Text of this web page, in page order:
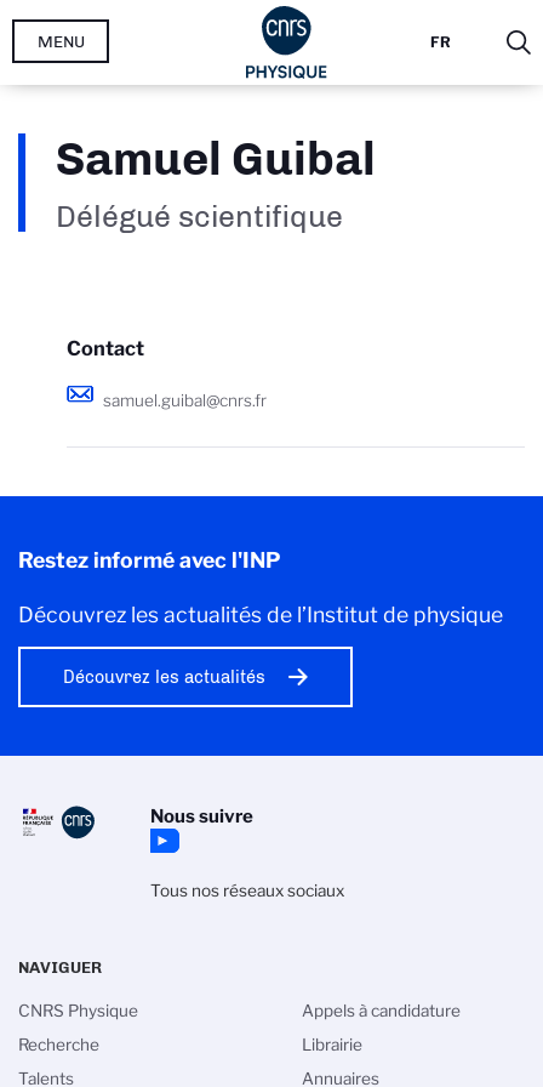
Aller
FR
MENU
Samuel Guibal
Délégué scientifique
Contact
samuel.guibal@cnrs.fr
Restez informé avec l'INP
Découvrez les actualités de l’Institut de physique
Découvrez les actualités
Nous suivre
Tous nos réseaux sociaux
NAVIGUER
CNRS Physique
Recherche
Talents
Appels à candidature
Librairie
Annuaires